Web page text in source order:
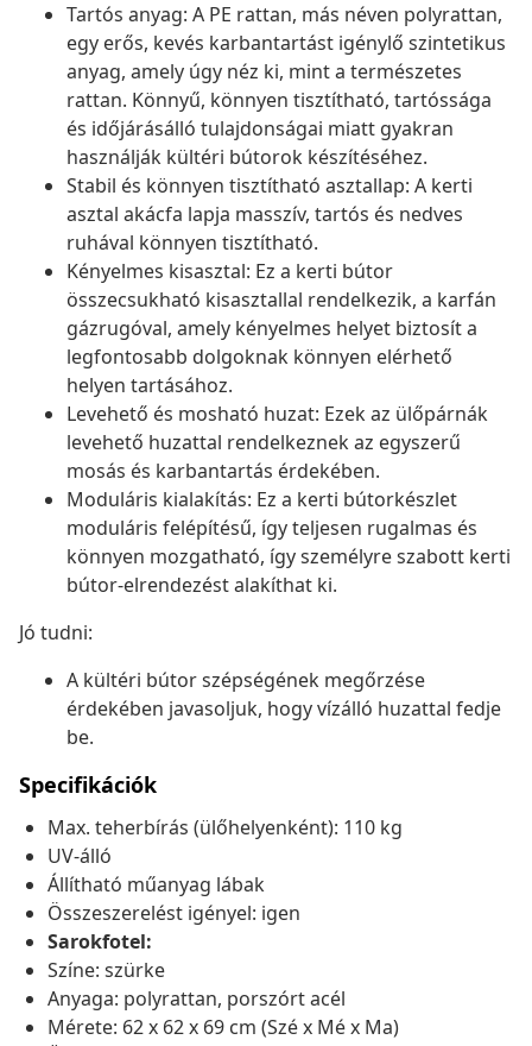
Tartós anyag: A PE rattan, más néven polyrattan,
egy erős, kevés karbantartást igénylő szintetikus
anyag, amely úgy néz ki, mint a természetes
rattan. Könnyű, könnyen tisztítható, tartóssága
és időjárásálló tulajdonságai miatt gyakran
használják kültéri bútorok készítéséhez.
Stabil és könnyen tisztítható asztallap: A kerti
asztal akácfa lapja masszív, tartós és nedves
ruhával könnyen tisztítható.
Kényelmes kisasztal: Ez a kerti bútor
összecsukható kisasztallal rendelkezik, a karfán
gázrugóval, amely kényelmes helyet biztosít a
legfontosabb dolgoknak könnyen elérhető
helyen tartásához.
Levehető és mosható huzat: Ezek az ülőpárnák
levehető huzattal rendelkeznek az egyszerű
mosás és karbantartás érdekében.
Moduláris kialakítás: Ez a kerti bútorkészlet
moduláris felépítésű, így teljesen rugalmas és
könnyen mozgatható, így személyre szabott kerti
bútor-elrendezést alakíthat ki.
Jó tudni:
A kültéri bútor szépségének megőrzése
érdekében javasoljuk, hogy vízálló huzattal fedje
be.
Specifikációk
Max. teherbírás (ülőhelyenként): 110 kg
UV-álló
Állítható műanyag lábak
Összeszerelést igényel: igen
Sarokfotel:
Színe: szürke
Anyaga: polyrattan, porszórt acél
Mérete: 62 x 62 x 69 cm (Szé x Mé x Ma)